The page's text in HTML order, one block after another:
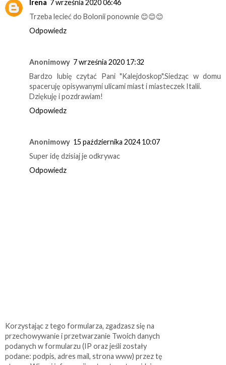
Irena 7 września 2020 06:46
Trzeba lecieć do Bolonii ponownie 😊😊😊
Odpowiedz
Anonimowy 7 września 2020 17:32
Bardzo lubię czytać Pani "Kalejdoskop".Siedząc w domu
spaceruję opisywanymi ulicami miast i miasteczek Italii.
Dziękuję i pozdrawiam!
Odpowiedz
Anonimowy 15 października 2024 10:07
Super idę dzisiaj je odkrywac
Odpowiedz
Korzystając z tego formularza, zgadzasz się na
przechowywanie i przetwarzanie Twoich danych
podanych w formularzu (IP oraz jeśli zostały
podane: podpis, adres mail, strona www) przez tę